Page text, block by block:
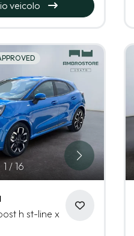
veicolo
1 / 16
h st-line x